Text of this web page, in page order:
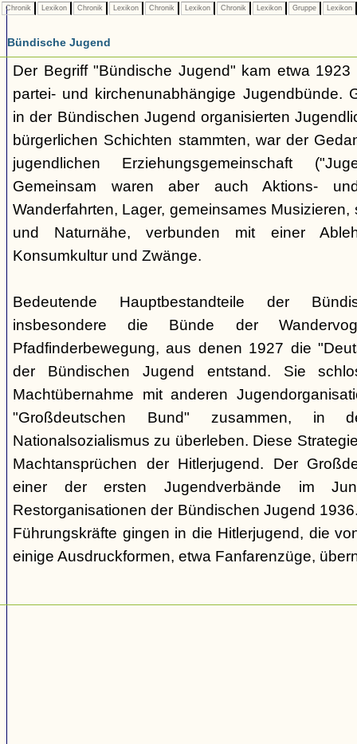
Chronik Lexikon Chronik Lexikon Chronik Lexikon Chronik Lexikon Gruppe Lexikon
Bündische Jugend
Der Begriff "Bündische Jugend" kam etwa
partei- und kirchenunabhängige Jugendbünde.
in der Bündischen Jugend organisierten
bürgerlichen Schichten stammten, war der
jugendlichen Erziehungsgemeinschaft
Gemeinsam waren aber auch Aktions-
Wanderfahrten, Lager, gemeinsames
und Naturnähe, verbunden mit einer
Konsumkultur und Zwänge.
Bedeutende Hauptbestandteile der
insbesondere die Bünde der
Pfadfinderbewegung, aus denen 1927 die
der Bündischen Jugend entstand. Sie
Machtübernahme mit anderen
"Großdeutschen Bund" zusammen,
Nationalsozialismus zu überleben. Diese
Machtansprüchen der Hitlerjugend. Der
einer der ersten Jugendverbände im
Restorganisationen der Bündischen Jugend
Führungskräfte gingen in die Hitlerjugend, die
einige Ausdruckformen, etwa Fanfarenzüge,